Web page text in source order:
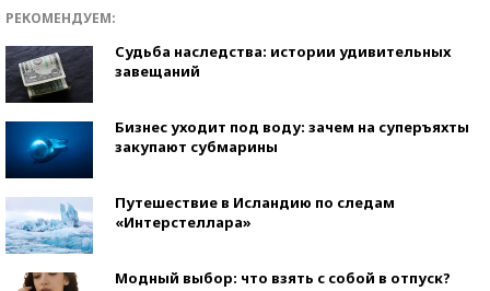
РЕКОМЕНДУЕМ:
Судьба наследства: истории удивительных
завещаний
Бизнес уходит под воду: зачем на суперъяхты
закупают субмарины
Путешествие в Исландию по следам
«Интерстеллара»
Модный выбор: что взять с собой в отпуск?